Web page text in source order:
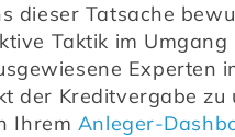
dieser Tatsache
Taktik im
Experten
der Kreditvergabe
Ihrem Anleger-